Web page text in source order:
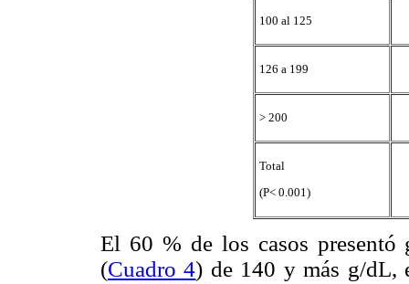
100 al 125
126 a 199
> 200
Total
(P< 0.001)
El 60 % de los casos presentó
(Cuadro 4) de 140 y más g/dL,